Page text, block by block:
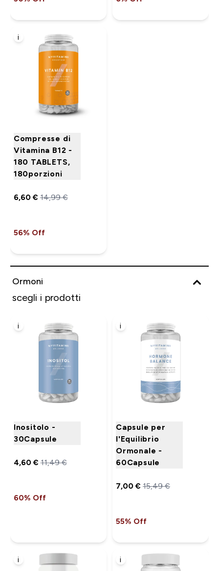
i
Compresse di
Vitamina B12 -
180 TABLETS,
180porzioni
6,60 €‎14,99 €‎
56% Off
Ormoni
scegli i prodotti
i
Inositolo -
30Capsule
4,60 €‎11,49 €‎
60% Off
i
Capsule per
l'Equilibrio
Ormonale -
60Capsule
7,00 €‎ 15,49 €‎
55% Off
i i